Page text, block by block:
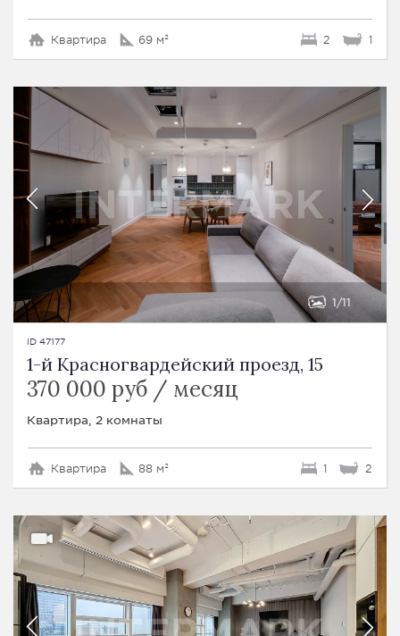
Квартира 69 м² 2 1
1 11
ID 47177
1-й Красногвардейский проезд, 15
370 000 руб / месяц
Квартира, 2 комнаты
Квартира 88 м² 1 2